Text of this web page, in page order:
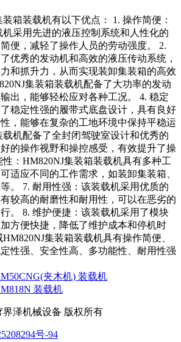
箱装载机有以下优点： 1. 操作简便：
机采用先进的液压控制系统和人性化的
便，减轻了操作人员的劳动强度。 2.
优秀的发动机和高效的液压传动系统，
和抓升力，从而实现装卸集装箱的高效
集装箱装载机配备了大功率的发动
出，能够轻松应对各种工况。 4. 稳定
稳定性强的履带式底盘设计，具有良好
，能够在复杂的工地环境中保持平稳运
机配备了全封闭驾驶室设计和优秀的
的操作视野和操控感受，有效提升了操
：HM820NJ集装箱装载机具有多种工
适应不同的工作需求，如装卸集装箱、
。 7. 耐用性强：该装载机采用优质的
较高的耐磨性和耐用性，可以在恶劣的
。 8. 维护便捷：该装载机采用了模块
方便快捷，降低了维护成本和停机时
集装箱装载机具有操作简便、
性强、安全性高、多功能性、耐用性强
夹木机) 装载机
装载机
界泽机械设备 版权所有
号-94